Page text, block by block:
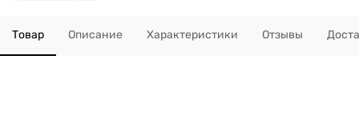
Товар Описание Характеристики Отзывы